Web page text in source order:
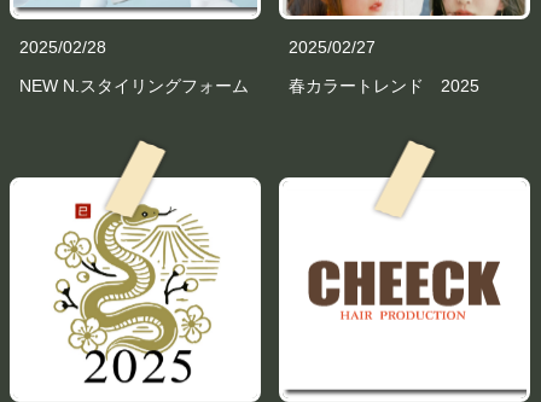
2025/02/28
NEW N.スタイリングフォーム
2025/02/27
春カラートレンド 2025